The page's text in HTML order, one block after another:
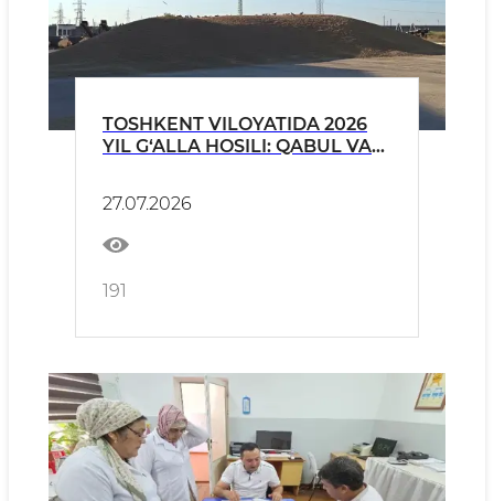
TOSHKENT VILOYATIDA 2026
YIL G‘ALLA HOSILI: QABUL VA
27.07.2026
191